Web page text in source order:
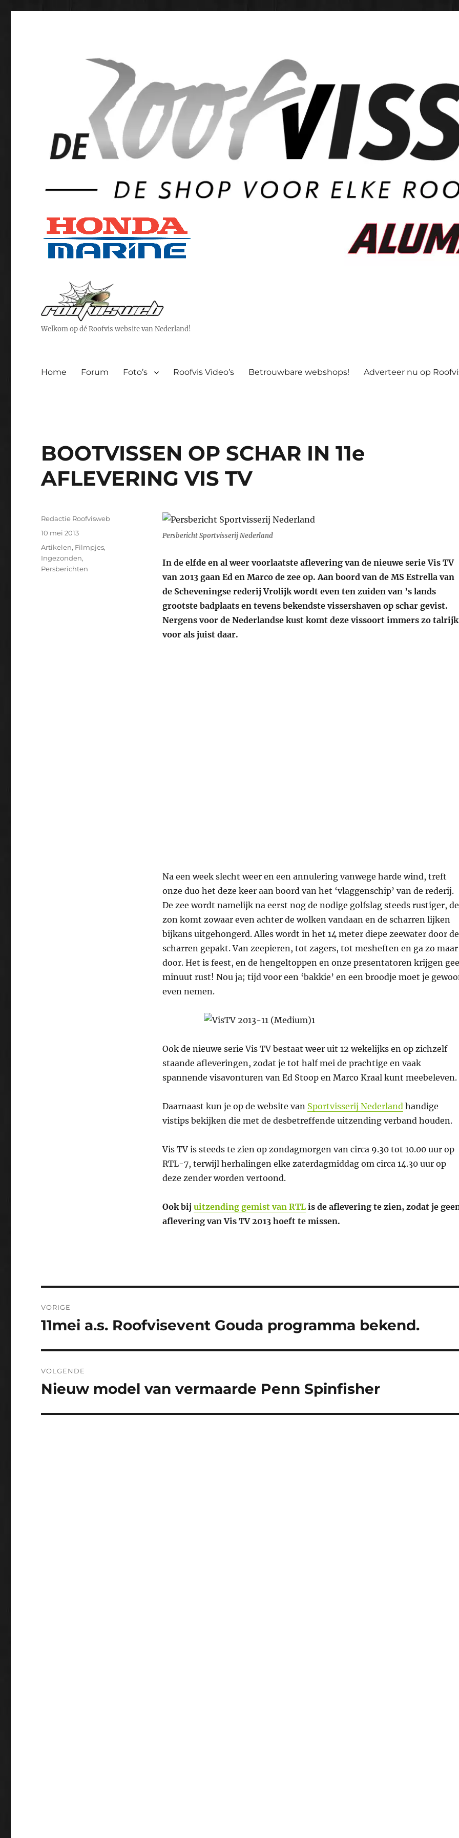
Welkom op dé Roofvis website van Nederland!
Home Forum Foto’s Roofvis Video’s Betrouwbare webshops! Adverteer nu op
BOOTVISSEN OP SCHAR IN 11e
AFLEVERING VIS TV
Persbericht Sportvisserij Nederland
In de elfde en al weer voorlaatste aflevering van de nieuwe serie Vis TV
van 2013 gaan Ed en Marco de zee op. Aan boord van de MS Estrella van
de Scheveningse rederij Vrolijk wordt even ten zuiden van ’s lands
grootste badplaats en tevens bekendste vissershaven op schar gevist.
Nergens voor de Nederlandse kust komt deze vissoort immers zo talrijk
voor als juist daar.
Na een week slecht weer en een annulering vanwege harde wind, treft
onze duo het deze keer aan boord van het ‘vlaggenschip’ van de rederij.
De zee wordt namelijk na eerst nog de nodige golfslag steeds rustiger, de
zon komt zowaar even achter de wolken vandaan en de scharren lijken
bijkans uitgehongerd. Alles wordt in het 14 meter diepe zeewater door de
scharren gepakt. Van zeepieren, tot zagers, tot mesheften en ga zo maar
door. Het is feest, en de hengeltoppen en onze presentatoren krijgen
minuut rust! Nou ja; tijd voor een ‘bakkie’ en een broodje moet je
even nemen.
Ook de nieuwe serie Vis TV bestaat weer uit 12 wekelijks en op zichzelf
staande afleveringen, zodat je tot half mei de prachtige en vaak
spannende visavonturen van Ed Stoop en Marco Kraal kunt meebeleven.
Daarnaast kun je op de website van Sportvisserij Nederland handige
vistips bekijken die met de desbetreffende uitzending verband houden.
Vis TV is steeds te zien op zondagmorgen van circa 9.30 tot 10.00 uur op
RTL-7, terwijl herhalingen elke zaterdagmiddag om circa 14.30 uur op
deze zender worden vertoond.
Ook bij uitzending gemist van RTLis de aflevering te zien, zodat je
aflevering van Vis TV 2013 hoeft te missen.
Auteur
Redactie Roofvisweb
Geplaatst
10 mei 2013
Categorieën
Artikelen, Filmpjes,
Ingezonden,
Persberichten
navigatie
VORIGE
Vorig
11mei a.s. Roofvisevent Gouda programma bekend.
VOLGENDE
Volgend
Nieuw model van vermaarde Penn Spinfisher